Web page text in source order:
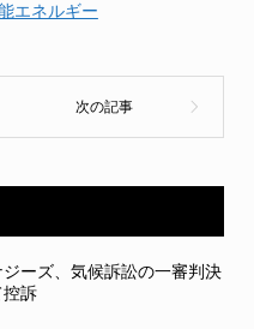
エネルギー
ジーズ、気候訴訟の一審判決
控訴